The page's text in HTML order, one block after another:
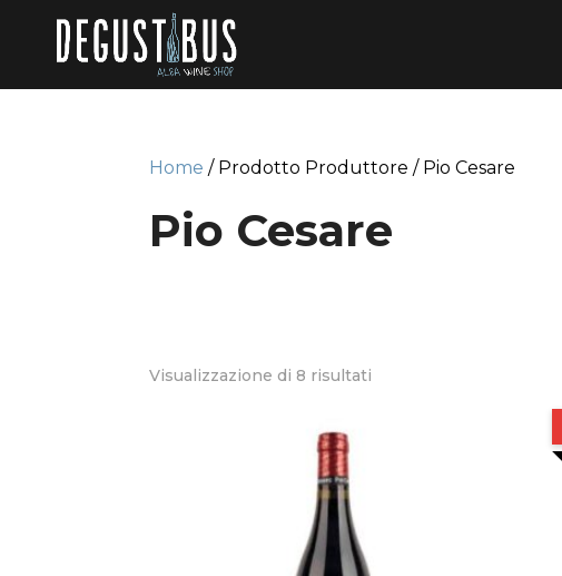
Home / Prodotto Produttore / Pio Cesare
Pio Cesare
Visualizzazione di 8 risultati